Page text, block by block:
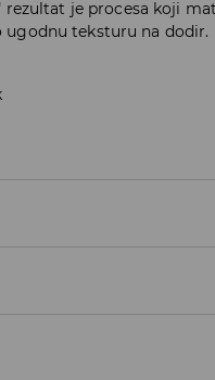
je procesa koji
ugodnu teksturu na dodir.